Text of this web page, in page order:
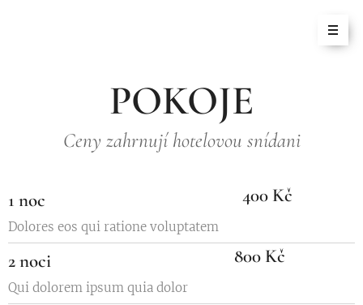
POKOJE
Ceny zahrnují hotelovou snídani
1 noc
Dolores eos qui ratione voluptatem
400 Kč
2 noci
Qui dolorem ipsum quia dolor
800 Kč